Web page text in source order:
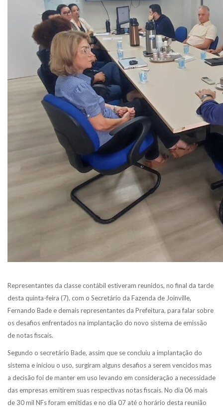
Representantes da classe contábil estiveram reunidos, no final da tarde
desta quinta-feira (7), com o Secretário da Fazenda de Joinville,
Fernando Bade e demais representantes da Prefeitura, para falar sobre
os desafios enfrentados na implantação do novo sistema de emissão
de notas fiscais.
Segundo o secretário Bade, assim que se concluiu a implantação do
sistema e iniciou o uso, surgiram alguns desafios a serem vencidos mas
a decisão foi de manter em uso levando em consideração a necessidade
das empresas emitirem suas respectivas notas fiscais. No dia 06 mais
de 30 mil NFs foram emitidas e no dia 07 até o horário desta reunião